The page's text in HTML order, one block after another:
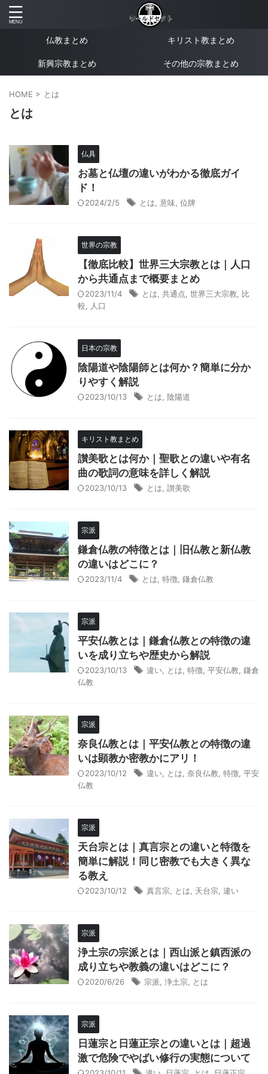
仏教まとめ キリスト教まとめ
新興宗教まとめ その他の宗教まとめ
HOME > とは
とは
仏具
お墓と仏壇の違いがわかる徹底ガイ
ド！
2024/2/5 とは 意味 位牌
世界の宗教
【徹底比較】世界三大宗教とは｜人口
から共通点まで概要まとめ
2023/11/4 とは 共通点 世界三大宗教
比
較
人口
日本の宗教
陰陽道や陰陽師とは何か？簡単に分か
りやすく解説
2023/10/13 とは 陰陽道
キリスト教まとめ
讃美歌とは何か｜聖歌との違いや有名
曲の歌詞の意味を詳しく解説
2023/10/13 とは 讃美歌
宗派
鎌倉仏教の特徴とは｜旧仏教と新仏教
の違いはどこに？
2023/11/4 とは 特徴 鎌倉仏教
宗派
平安仏教とは｜鎌倉仏教との特徴の違
いを成り立ちや歴史から解説
2023/10/13 違い とは 特徴 平安仏教 鎌倉
仏教
宗派
奈良仏教とは｜平安仏教との特徴の違
いは顕教か密教かにアリ！
2023/10/12 違い とは 奈良仏教 特徴 平安
仏教
宗派
天台宗とは｜真言宗との違いと特徴を
簡単に解説！同じ密教でも大きく異な
る教え
2023/10/12 真言宗 とは 天台宗 違い
宗派
浄土宗の宗派とは｜西山派と鎮西派の
成り立ちや教義の違いはどこに？
2020/6/26 宗派 浄土宗 とは
宗派
日蓮宗と日蓮正宗との違いとは｜超過
激で危険でやばい修行の実態について